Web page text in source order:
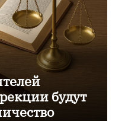
будут